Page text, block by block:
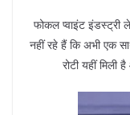
फोकल प्वाइंट
नहीं रहे हैं कि अभी एक
रोटी यहीं